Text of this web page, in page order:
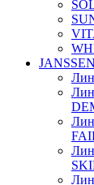
JANSSEN